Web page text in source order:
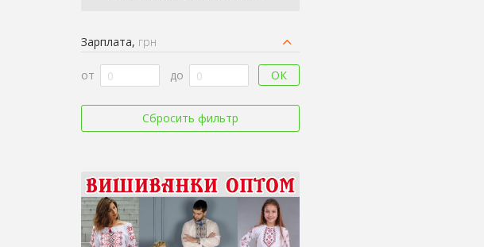
Зарплата, грн
от до ОК
Сбросить фильтр